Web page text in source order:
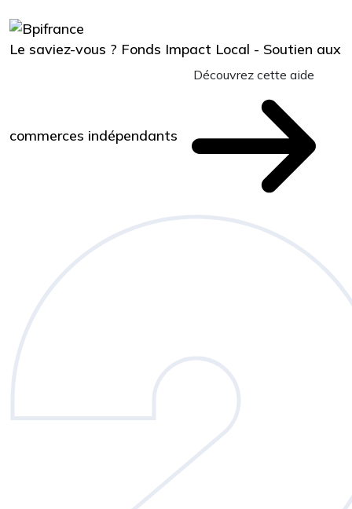
Le saviez-vous ? Fonds Impact Local - Soutien aux
commerces indépendants
Découvrez cette aide